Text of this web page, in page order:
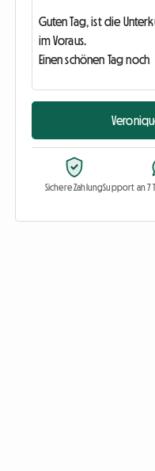
Sichere ZahlungSupport an 7